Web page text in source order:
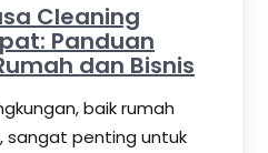
Cleaning
Panduan
dan Bisnis
baik rumah
sangat penting untuk